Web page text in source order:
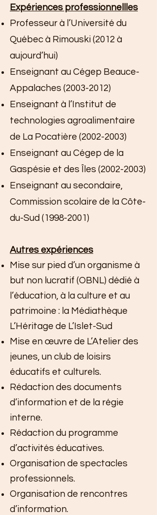
Expériences professionnellles
Professeur à l’Université du
Québec à Rimouski (2012 à
aujourd’hui)
Enseignant au Cégep Beauce-
Appalaches (2003-2012)
Enseignant à l’Institut de
technologies agroalimentaire
de La Pocatière (2002-2003)
Enseignant au Cégep de la
Gaspésie et des Îles (2002-2003)
Enseignant au secondaire,
Commission scolaire de la Côte-
du-Sud (1998-2001)
Autres expériences
Mise sur pied d’un organisme à
but non lucratif (OBNL) dédié à
l’éducation, à la culture et au
patrimoine : la Médiathèque
L’Héritage de L’Islet-Sud
Mise en œuvre de L’Atelier des
jeunes, un club de loisirs
éducatifs et culturels.
Rédaction des documents
d’information et de la régie
interne.
Rédaction du programme
d’activités éducatives.
Organisation de spectacles
professionnels.
Organisation de rencontres
d’information.